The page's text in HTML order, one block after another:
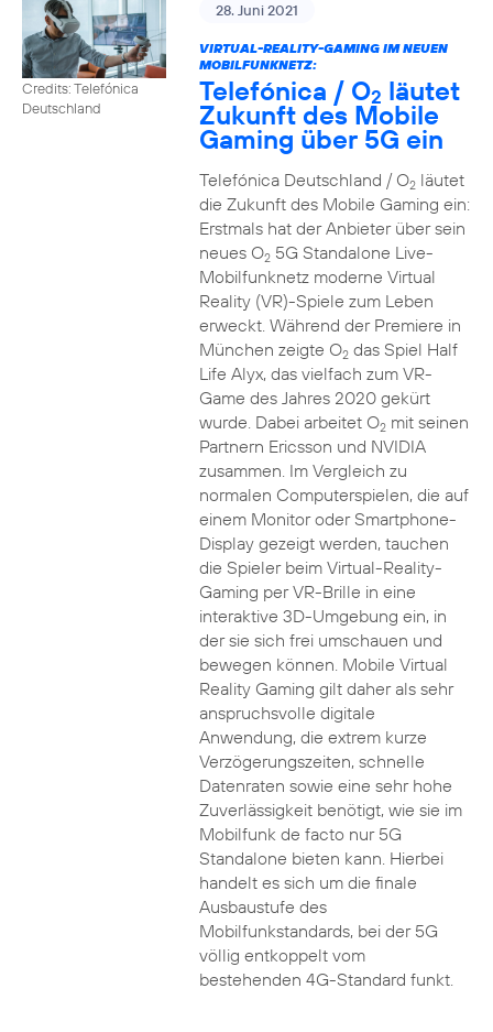
Credits: Telefónica
Deutschland
28. Juni 2021
VIRTUAL-REALITY-GAMING IM NEUEN
MOBILFUNKNETZ:
Telefónica / O2 läutet
Zukunft des Mobile
Gaming über 5G ein
Telefónica Deutschland / O2läutet
die Zukunft des Mobile Gaming ein:
Erstmals hat der Anbieter über sein
neues O25G Standalone Live-
Mobilfunknetz moderne Virtual
Reality (VR)-Spiele zum Leben
erweckt. Während der Premiere in
München zeigte O2das Spiel Half
Life Alyx, das vielfach zum VR-
Game des Jahres 2020 gekürt
wurde. Dabei arbeitet O2mit seinen
Partnern Ericsson und NVIDIA
zusammen. Im Vergleich zu
normalen Computerspielen, die auf
einem Monitor oder Smartphone-
Display gezeigt werden, tauchen
die Spieler beim Virtual-Reality-
Gaming per VR-Brille in eine
interaktive 3D-Umgebung ein, in
der sie sich frei umschauen und
bewegen können. Mobile Virtual
Reality Gaming gilt daher als sehr
anspruchsvolle digitale
Anwendung, die extrem kurze
Verzögerungszeiten, schnelle
Datenraten sowie eine sehr hohe
Zuverlässigkeit benötigt, wie sie im
Mobilfunk de facto nur 5G
Standalone bieten kann. Hierbei
handelt es sich um die finale
Ausbaustufe des
Mobilfunkstandards, bei der 5G
völlig entkoppelt vom
bestehenden 4G-Standard funkt.